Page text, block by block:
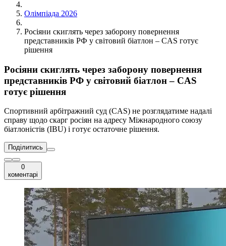
Олімпіада 2026
Росіяни скиглять через заборону повернення
представників РФ у світовий біатлон – CAS готує
рішення
Росіяни скиглять через заборону повернення
представників РФ у світовий біатлон – CAS
готує рішення
Спортивний арбітражний суд (CAS) не розглядатиме надалі
справу щодо скарг росіян на адресу Міжнародного союзу
біатлоністів (IBU) і готує остаточне рішення.
Поділитись
0
коментарі